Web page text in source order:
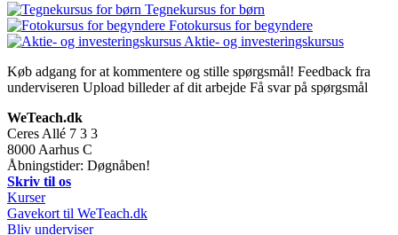
Tegnekursus for børn
Fotokursus for begyndere
Aktie- og investeringskursus
Køb adgang for at kommentere og stille spørgsmål! Feedback fra
underviseren Upload billeder af dit arbejde Få svar på spørgsmål
WeTeach.dk
Ceres Allé 7 3 3
8000 Aarhus C
Åbningstider: Døgnåben!
Skriv til os
Kurser
Gavekort til WeTeach.dk
Bliv underviser